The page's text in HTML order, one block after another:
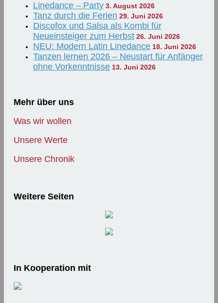
Linedance – Party 3. August 2026
Tanz durch die Ferien 29. Juni 2026
Discofox und Salsa als Kombi für
Neueinsteiger zum Herbst 26. Juni 2026
NEU: Modern Latin Linedance 18. Juni 2026
Tanzen lernen 2026 – Neustart für Anfänger
ohne Vorkenntnisse 13. Juni 2026
Mehr über uns
Was wir wollen
Unsere Werte
Unsere Chronik
Weitere Seiten
In Kooperation mit